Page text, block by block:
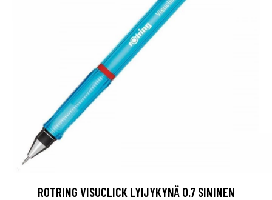
ROTRING VISUCLICK LYIJYKYNÄ 0.7 SININEN